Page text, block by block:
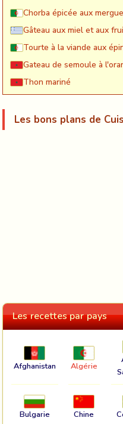
Chorba épicée aux
Gâteau aux miel et aux
Tourte à la viande aux
Gateau de semoule à
Thon mariné
Les bons plans de
Les recettes par pays
Afghanistan Algérie
Bulgarie Chine